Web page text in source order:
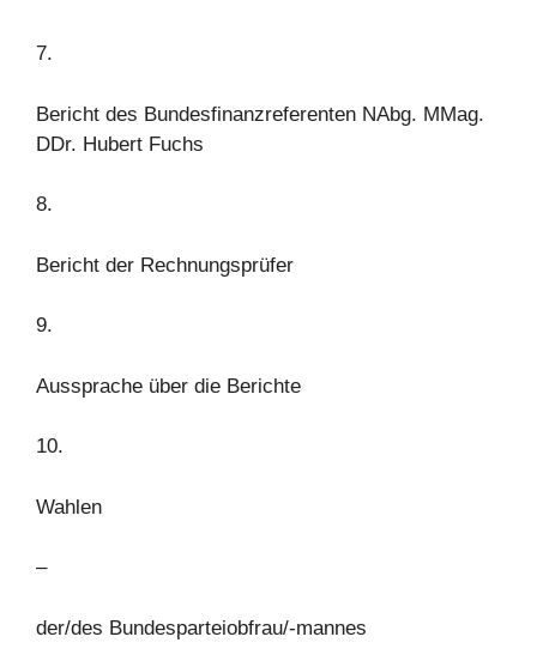
7.
Bericht des Bundesfinanzreferenten NAbg. MMag.
DDr. Hubert Fuchs
8.
Bericht der Rechnungsprüfer
9.
Aussprache über die Berichte
10.
Wahlen
–
der/des Bundesparteiobfrau/-mannes